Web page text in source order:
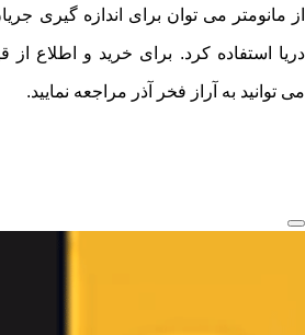
از مانومتر می توان برای اندازه گیری
دریا استفاده کرد. برای خرید و اطلاع
می توانید به آراز فخر آذر مراجعه نمایید.